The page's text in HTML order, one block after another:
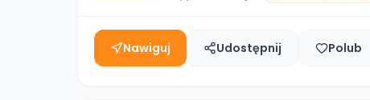
Nawiguj Udostępnij Polub